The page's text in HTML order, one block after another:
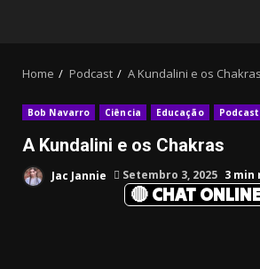
🔴 CHAT ONLINE
Home Podcast A Kundalini e os Chakras
Bob Navarro Ciência Educação Podcast
A Kundalini e os Chakras
Jac Jannie Setembro 3, 2025 3 min